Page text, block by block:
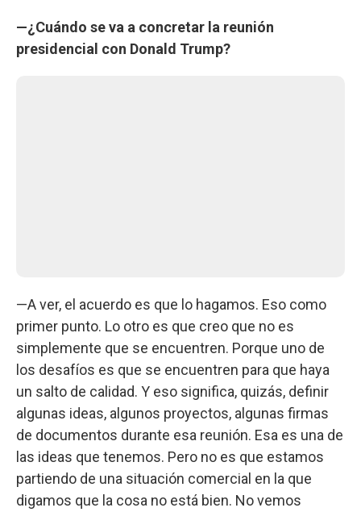
—¿Cuándo se va a concretar la reunión
presidencial con Donald Trump?
—A ver, el acuerdo es que lo hagamos. Eso como
primer punto. Lo otro es que creo que no es
simplemente que se encuentren. Porque uno de
los desafíos es que se encuentren para que haya
un salto de calidad. Y eso significa, quizás, definir
algunas ideas, algunos proyectos, algunas firmas
de documentos durante esa reunión. Esa es una de
las ideas que tenemos. Pero no es que estamos
partiendo de una situación comercial en la que
digamos que la cosa no está bien. No vemos